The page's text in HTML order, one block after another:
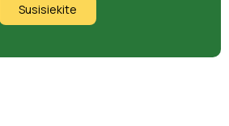
Susisiekite